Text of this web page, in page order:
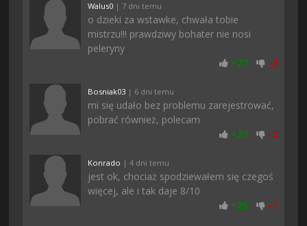
Walus0 | 7 dni temu
o dzieki za wstawke, chwała tobie
mistrzu!!! prawdziwy bohater nie nosi
peleryny
+27 -2
Bosniak03 | 6 dni temu
mi się udało bez problemu zarejestrować,
pobrać również, polecam
+27 -2
Konrado | 4 dni temu
jest ok, chociaż spodziewałem się czegoś
więcej, ale i tak daje 8/10
+25 -1